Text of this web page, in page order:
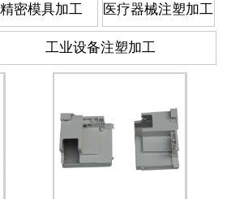
精密模具加工 医疗器械注塑加工
工业设备注塑加工